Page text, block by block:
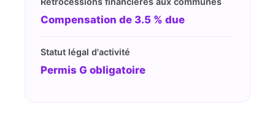
Compensation de 3.5 % due
Statut légal d'activité
Permis G obligatoire